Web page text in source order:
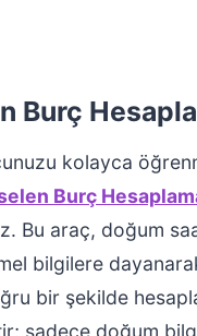
Burç
kolayca
Burç
Bu araç, doğum
bilgilere
bir şekilde
sadece doğum